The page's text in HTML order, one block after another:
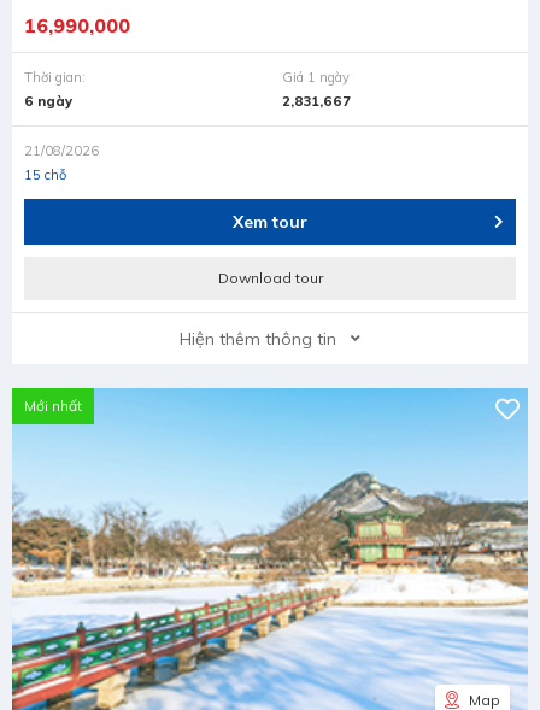
16,990,000
Thời gian:
6 ngày
Giá 1 ngày
2,831,667
21/08/2026
15 chỗ
Xem tour
Download tour
Hiện thêm thông tin
Mới nhất
Map